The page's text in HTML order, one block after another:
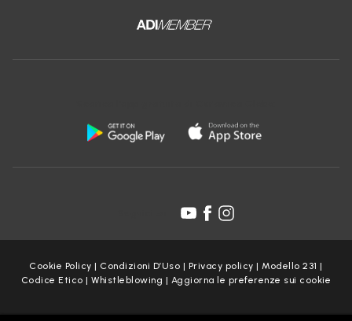
Cookie Policy | Condizioni D’Uso | Privacy policy |Modello 231 |
Codice Etico |Whistleblowing | Aggiorna le preferenze sui cookie